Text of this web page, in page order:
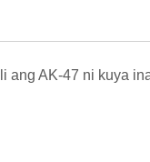
ang AK-47 ni kuya